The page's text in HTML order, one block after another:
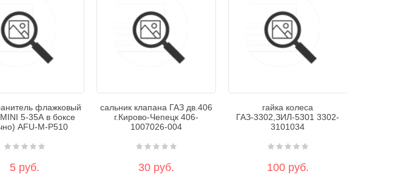
флажковый
5-35А в боксе
AFU-M-P510
5 руб.
сальник клапана ГАЗ дв.406
г.Кирово-Чепецк 406-
1007026-004
30 руб.
гайка колеса
ГАЗ-3302,ЗИЛ-5301 3302-
3101034
100 руб.